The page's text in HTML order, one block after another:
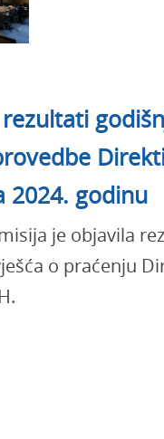
2024. godinu
je objavila
o praćenju